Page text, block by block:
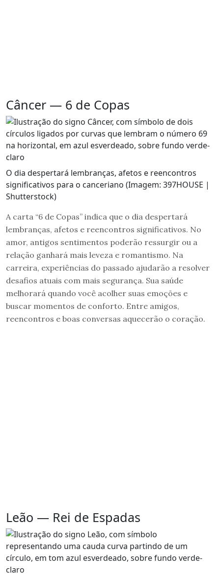
Câncer — 6 de Copas
O dia despertará lembranças, afetos e reencontros
significativos para o canceriano (Imagem: 397HOUSE |
Shutterstock)
A carta “6 de Copas” indica que o dia despertará
lembranças, afetos e reencontros significativos. No
amor, antigos sentimentos poderão ressurgir ou a
relação ganhará mais leveza e romantismo. Na
carreira, experiências do passado ajudarão a resolver
desafios atuais com mais segurança. Sua saúde
melhorará quando você acolher suas emoções e
buscar momentos de conforto. Entre amigos,
reencontros e boas conversas aquecerão o coração.
Leão — Rei de Espadas